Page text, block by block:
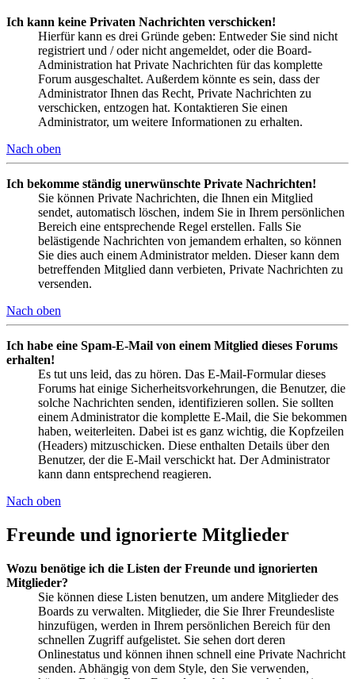
Ich kann keine Privaten Nachrichten verschicken!
Hierfür kann es drei Gründe geben: Entweder Sie sind nicht
registriert und / oder nicht angemeldet, oder die Board-
Administration hat Private Nachrichten für das komplette
Forum ausgeschaltet. Außerdem könnte es sein, dass der
Administrator Ihnen das Recht, Private Nachrichten zu
verschicken, entzogen hat. Kontaktieren Sie einen
Administrator, um weitere Informationen zu erhalten.
Nach oben
Ich bekomme ständig unerwünschte Private Nachrichten!
Sie können Private Nachrichten, die Ihnen ein Mitglied
sendet, automatisch löschen, indem Sie in Ihrem persönlichen
Bereich eine entsprechende Regel erstellen. Falls Sie
belästigende Nachrichten von jemandem erhalten, so können
Sie dies auch einem Administrator melden. Dieser kann dem
betreffenden Mitglied dann verbieten, Private Nachrichten zu
versenden.
Nach oben
Ich habe eine Spam-E-Mail von einem Mitglied dieses Forums
erhalten!
Es tut uns leid, das zu hören. Das E-Mail-Formular dieses
Forums hat einige Sicherheitsvorkehrungen, die Benutzer, die
solche Nachrichten senden, identifizieren sollen. Sie sollten
einem Administrator die komplette E-Mail, die Sie bekommen
haben, weiterleiten. Dabei ist es ganz wichtig, die Kopfzeilen
(Headers) mitzuschicken. Diese enthalten Details über den
Benutzer, der die E-Mail verschickt hat. Der Administrator
kann dann entsprechend reagieren.
Nach oben
Freunde und ignorierte Mitglieder
Wozu benötige ich die Listen der Freunde und ignorierten
Mitglieder?
Sie können diese Listen benutzen, um andere Mitglieder des
Boards zu verwalten. Mitglieder, die Sie Ihrer Freundesliste
hinzufügen, werden in Ihrem persönlichen Bereich für den
schnellen Zugriff aufgelistet. Sie sehen dort deren
Onlinestatus und können ihnen schnell eine Private Nachricht
senden. Abhängig von dem Style, den Sie verwenden,